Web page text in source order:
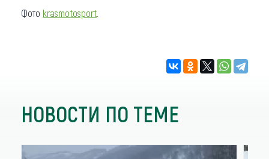
Фото krasmotosport
НОВОСТИ ПО ТЕМЕ